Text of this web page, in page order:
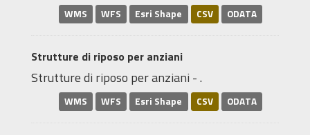
WMS WFS Esri Shape CSV ODATA
Strutture di riposo per anziani
Strutture di riposo per anziani - .
WMS WFS Esri Shape CSV ODATA